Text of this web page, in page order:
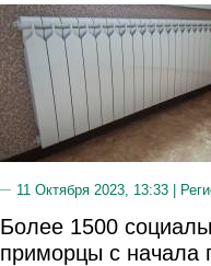
11 Октября 2023, 13:33 |
Более 1500
приморцы с начала